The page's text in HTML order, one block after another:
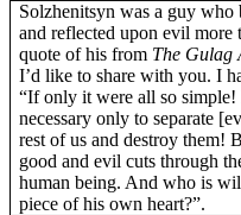
Solzhenitsyn was a guy who
and reflected upon evil more
quote of his from The Gulag
I’d like to share with you. I
“If only it were all so
necessary only to separate
rest of us and destroy them!
good and evil cuts through
human being. And who is
piece of his own heart?”.